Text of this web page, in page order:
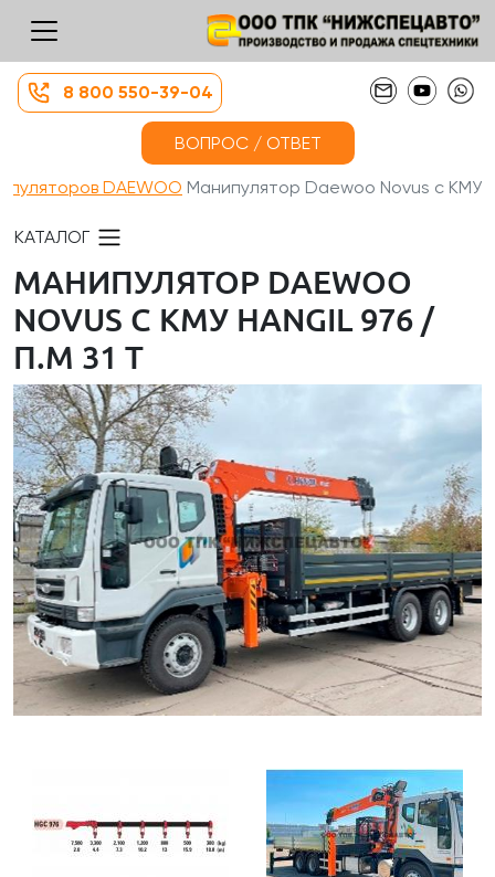
8 800 550-39-04
ВОПРОС / ОТВЕТ
DAEWOO Манипулятор Daewoo Novus с КМУ...
КАТАЛОГ
МАНИПУЛЯТОР DAEWOO
NOVUS С КМУ HANGIL 976 /
П.М 31 Т